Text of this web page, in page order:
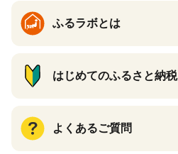
ふるラボとは
はじめてのふるさと納税
よくあるご質問